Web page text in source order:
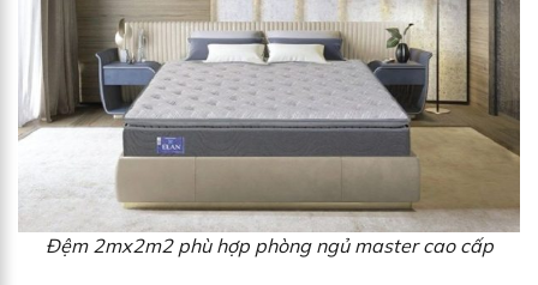
Đệm 2mx2m2 phù hợp phòng ngủ master cao cấp